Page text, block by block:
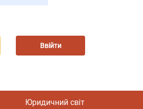
Ввійти
Юридичний світ